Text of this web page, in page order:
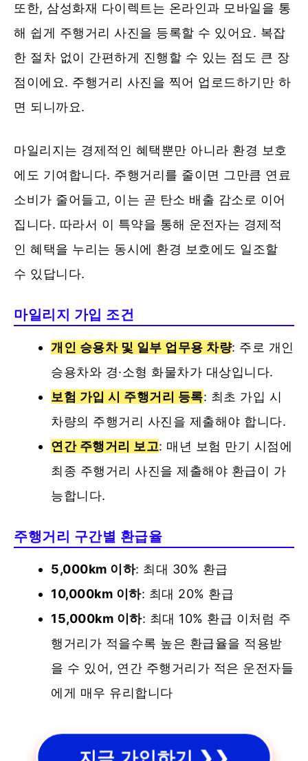
또한, 삼성화재 다이렉트는 온라인과 모바일을 통
해 쉽게 주행거리 사진을 등록할 수 있어요. 복잡
한 절차 없이 간편하게 진행할 수 있는 점도 큰 장
점이에요. 주행거리 사진을 찍어 업로드하기만 하
면 되니까요.
마일리지는 경제적인 혜택뿐만 아니라 환경 보호
에도 기여합니다. 주행거리를 줄이면 그만큼 연료
소비가 줄어들고, 이는 곧 탄소 배출 감소로 이어
집니다. 따라서 이 특약을 통해 운전자는 경제적
인 혜택을 누리는 동시에 환경 보호에도 일조할
수 있답니다.
마일리지 가입 조건
개인 승용차 및 일부 업무용 차량: 주로 개인
승용차와 경·소형 화물차가 대상입니다.
보험 가입 시 주행거리 등록: 최초 가입 시
차량의 주행거리 사진을 제출해야 합니다.
연간 주행거리 보고: 매년 보험 만기 시점에
최종 주행거리 사진을 제출해야 환급이 가
능합니다.
주행거리 구간별 환급율
5,000km 이하: 최대 30% 환급
10,000km 이하: 최대 20% 환급
15,000km 이하: 최대 10% 환급 이처럼 주
행거리가 적을수록 높은 환급율을 적용받
을 수 있어, 연간 주행거리가 적은 운전자들
에게 매우 유리합니다